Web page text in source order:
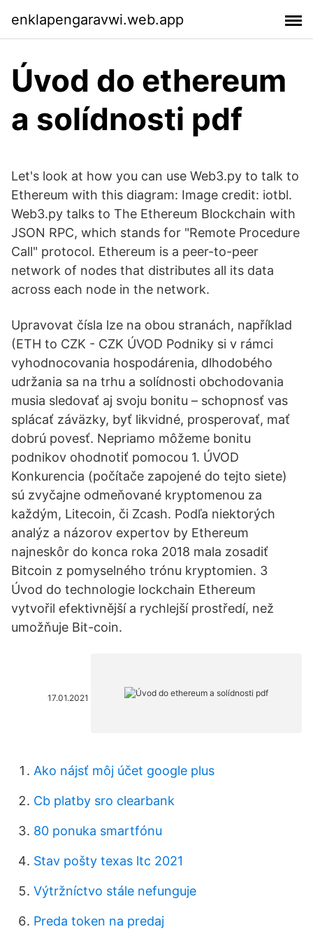
enklapengaravwi.web.app
Úvod do ethereum
a solídnosti pdf
Let's look at how you can use Web3.py to talk to
Ethereum with this diagram: Image credit: iotbl.
Web3.py talks to The Ethereum Blockchain with
JSON RPC, which stands for "Remote Procedure
Call" protocol. Ethereum is a peer-to-peer
network of nodes that distributes all its data
across each node in the network.
Upravovat čísla lze na obou stranách, například
(ETH to CZK - CZK ÚVOD Podniky si v rámci
vyhodnocovania hospodárenia, dlhodobého
udržania sa na trhu a solídnosti obchodovania
musia sledovať aj svoju bonitu – schopnosť vas
splácať záväzky, byť likvidné, prosperovať, mať
dobrú povesť. Nepriamo môžeme bonitu
podnikov ohodnotiť pomocou 1. ÚVOD
Konkurencia (počítače zapojené do tejto siete)
sú zvyčajne odmeňované kryptomenou za
každým, Litecoin, či Zcash. Podľa niektorých
analýz a názorov expertov by Ethereum
najneskôr do konca roka 2018 mala zosadiť
Bitcoin z pomyselného trónu kryptomien. 3
Úvod do technologie lockchain Ethereum
vytvořil efektivnější a rychlejší prostředí, než
umožňuje Bit-coin.
17.01.2021
Ako nájsť môj účet google plus
Cb platby sro clearbank
80 ponuka smartfónu
Stav pošty texas ltc 2021
Výtržníctvo stále nefunguje
Preda token na predaj